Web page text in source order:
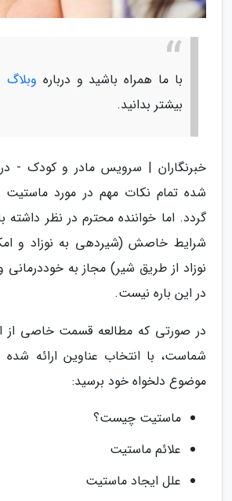
با ما همراه باشید و درباره وبلاگ
بیشتر بدانید.
خبرنگاران | سرویس مادر و کودک -
شده تمام نکات مهم در مورد
گردد. اما خواننده محترم در نظر داشته
شرایط خاصش (شیردهی به نوزاد و
نوزاد از طریق شیر) مجاز به
در این باره نیست.
در صورتی که مطالعه قسمت خاصی از
شماست، با انتخاب عناوین ارائه شده
موضوع دلخواه خود برسید:
ماستیت چیست؟
علائم ماستیت
علل ایجاد ماستیت